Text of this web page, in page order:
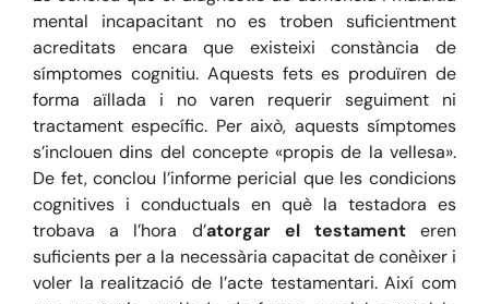
mental incapacitant no es troben suficientment
acreditats encara que existeixi constància de
símptomes cognitiu. Aquests fets es produïren de
forma aïllada i no varen requerir seguiment ni
tractament específic. Per això, aquests símptomes
s’inclouen dins del concepte «propis de la vellesa».
De fet, conclou l’informe pericial que les condicions
cognitives i conductuals en què la testadora es
trobava a l’hora d’atorgar el testamenteren
suficients per a la necessària capacitat de conèixer i
voler la realització de l’acte testamentari. Així com